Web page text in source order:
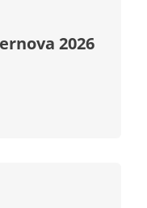
2026